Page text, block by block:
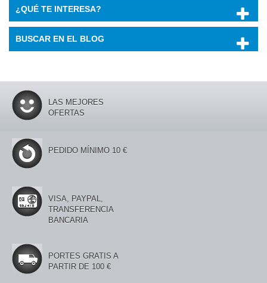
¿QUÉ TE INTERESA?
BUSCAR EN EL BLOG
LAS MEJORES
OFERTAS
PEDIDO MÍNIMO 10 €
VISA, PAYPAL,
TRANSFERENCIA
BANCARIA
PORTES GRATIS A
PARTIR DE 100 €